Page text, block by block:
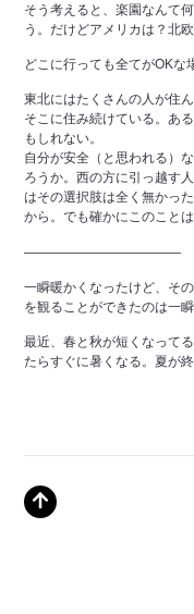
そう考えると、楽園なんて
う。だけどアメリカは？北
どこに行っても全てがOKな
東北にはたくさんの人が住
そこに住み続けている。あ
もしれない。
自分が安全（と思われる）
ろうか。西の方に引っ越す
はその選択肢は全く無かっ
から。でも確かにこのこと
————————————
一瞬暖かくなったけど、そ
を観ることができたのは一瞬
最近、春と秋が短くなって
たらすぐに暑くなる。夏が